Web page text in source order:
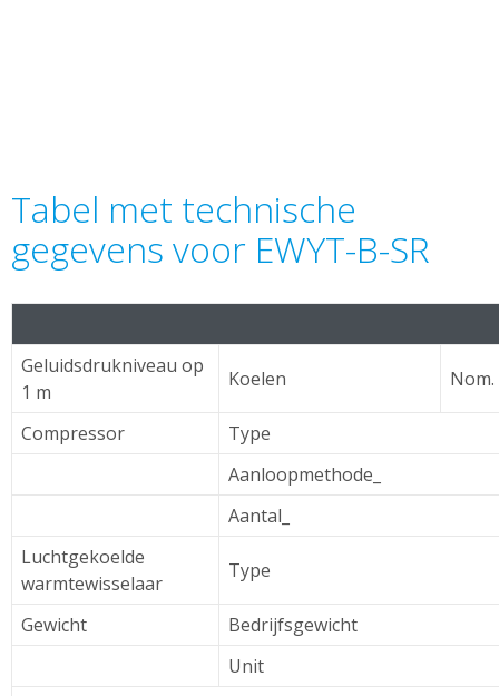
Tabel met technische
gegevens voor EWYT-B-SR
Geluidsdrukniveau op
1 m
Koelen Nom.
Compressor
Type
Aanloopmethode_
Aantal_
Luchtgekoelde
warmtewisselaar
Type
Gewicht
Bedrijfsgewicht
Unit